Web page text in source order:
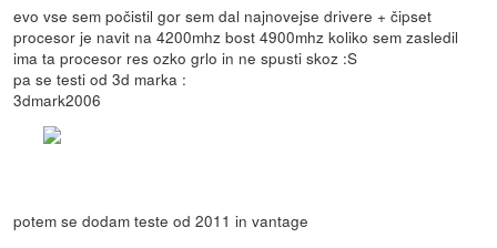
evo vse sem počistil gor sem dal najnovejse drivere + čipset
procesor je navit na 4200mhz bost 4900mhz koliko sem zasledil
ima ta procesor res ozko grlo in ne spusti skoz :S
pa se testi od 3d marka :
3dmark2006
potem se dodam teste od 2011 in vantage